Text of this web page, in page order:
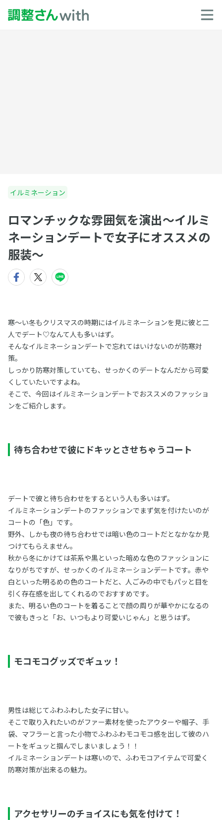
イルミネーション
ロマンチックな雰囲気を演出〜イルミ
ネーションデートで女子にオススメの
服装〜
寒～い冬もクリスマスの時期にはイルミネーションを見に彼と二
人でデート♡なんて人も多いはず。
そんなイルミネーションデートで忘れてはいけないのが防寒対
策。
しっかり防寒対策していても、せっかくのデートなんだから可愛
くしていたいですよね。
そこで、今回はイルミネーションデートでおススメのファッショ
ンをご紹介します。
待ち合わせで彼にドキッとさせちゃうコート
デートで彼と待ち合わせをするという人も多いはず。
イルミネーションデートのファッションでまず気を付けたいのが
コートの「色」です。
野外、しかも夜の待ち合わせでは暗い色のコートだとなかなか見
つけてもらえません。
秋から冬にかけては茶系や黒といった暗めな色のファッションに
なりがちですが、せっかくのイルミネーションデートです。赤や
白といった明るめの色のコートだと、人ごみの中でもパッと目を
引く存在感を出してくれるのでおすすめです。
また、明るい色のコートを着ることで顔の周りが華やかになるの
で彼もきっと「お、いつもより可愛いじゃん」と思うはず。
モコモコグッズでギュッ！
男性は総じてふわふわした女子に甘い。
そこで取り入れたいのがファー素材を使ったアウターや帽子、手
袋、マフラーと言った小物でふわふわモコモコ感を出して彼のハ
ートをギュッと掴んでしまいましょう！！
イルミネーションデートは寒いので、ふわモコアイテムで可愛く
防寒対策が出来るの魅力。
アクセサリーのチョイスにも気を付けて！